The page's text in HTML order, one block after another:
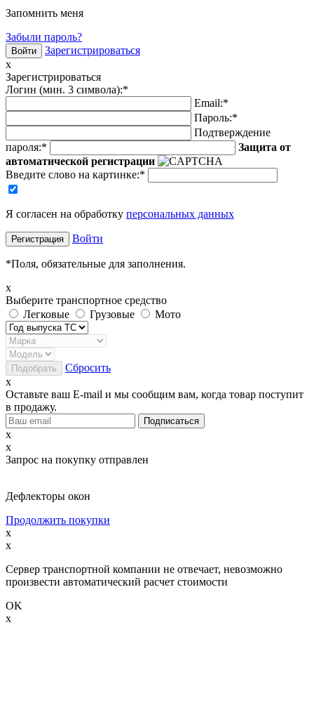
Запомнить меня
Забыли пароль?
Зарегистрироваться
x
Зарегистрироваться
Логин (мин. 3 символа):*
Email:*
Пароль:*
Подтверждение
пароля:*
Защита от
автоматической регистрации
Введите слово на картинке:*
Я согласен на обработку персональных данных
Войти
*Поля, обязательные для заполнения.
x
Выберите транспортное средство
Легковые
Грузовые Мото
Сбросить
x
Оставьте ваш E-mail и мы сообщим вам, когда товар поступит
в продажу.
x
x
Запрос на покупку отправлен
Дефлекторы окон
Продолжить покупки
x
x
Сервер транспортной компании не отвечает, невозможно
произвести автоматический расчет стоимости
OK
x